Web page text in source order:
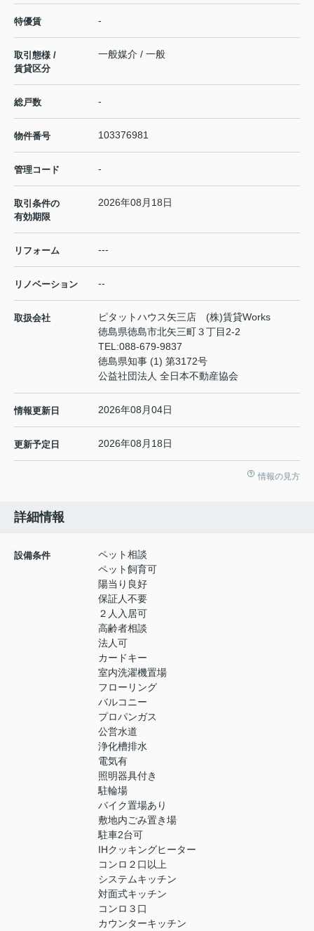
特優賃 -
取引態様 /
賃貸区分
一般媒介 / 一般
総戸数 -
物件番号 103376981
管理コード -
取引条件の
有効期限
2026年08月18日
リフォーム ---
リノベーション --
取扱会社
ピタットハウス矢三店 (株)賃貸Works
徳島県徳島市北矢三町３丁目2-2
TEL:088-679-9837
徳島県知事 (1) 第3172号
公益社団法人 全日本不動産協会
情報更新日 2026年08月04日
更新予定日 2026年08月18日
情報の見方
詳細情報
設備条件
ペット相談
ペット飼育可
陽当り良好
保証人不要
２人入居可
高齢者相談
法人可
カードキー
室内洗濯機置場
フローリング
バルコニー
プロパンガス
公営水道
浄化槽排水
電気有
照明器具付き
駐輪場
バイク置場あり
敷地内ごみ置き場
駐車2台可
IHクッキングヒーター
コンロ２口以上
システムキッチン
対面式キッチン
コンロ３口
カウンターキッチン